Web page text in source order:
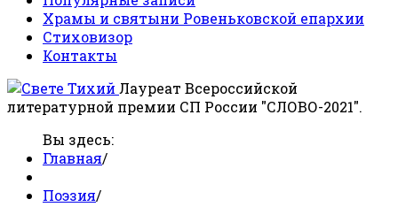
Храмы и святыни Ровеньковской епархии
Стиховизор
Контакты
Лауреат Всероссийской
литературной премии СП России "СЛОВО-2021".
Вы здесь:
Главная/
Поэзия/